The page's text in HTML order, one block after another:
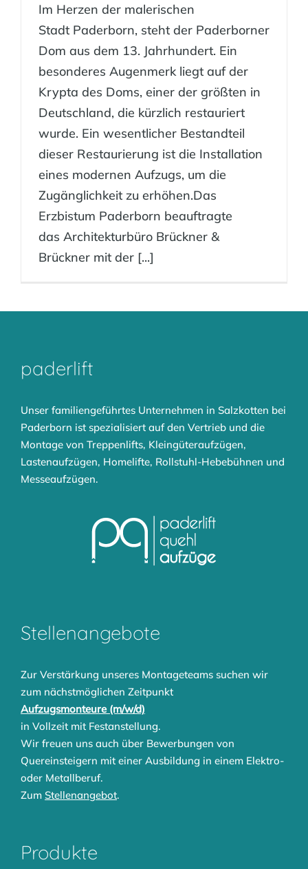
Im Herzen der malerischen
Stadt Paderborn, steht der Paderborner
Dom aus dem 13. Jahrhundert. Ein
besonderes Augenmerk liegt auf der
Krypta des Doms, einer der größten in
Deutschland, die kürzlich restauriert
wurde. Ein wesentlicher Bestandteil
dieser Restaurierung ist die Installation
eines modernen Aufzugs, um die
Zugänglichkeit zu erhöhen.Das
Erzbistum Paderborn beauftragte
das Architekturbüro Brückner &
Brückner mit der [...]
paderlift
Unser familiengeführtes Unternehmen in Salzkotten bei
Paderborn ist spezialisiert auf den Vertrieb und die
Montage von Treppenlifts, Kleingüteraufzügen,
Lastenaufzügen, Homelifte, Rollstuhl-Hebebühnen und
Messeaufzügen.
Stellenangebote
Zur Verstärkung unseres Montageteams suchen wir
zum nächstmöglichen Zeitpunkt
Aufzugsmonteure (m/w/d)
in Vollzeit mit Festanstellung.
Wir freuen uns auch über Bewerbungen von
Quereinsteigern mit einer Ausbildung in einem Elektro-
oder Metallberuf.
Zum Stellenangebot.
Produkte